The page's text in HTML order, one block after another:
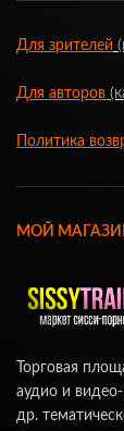
Для зрителей
Для авторов
Политика
МОЙ
Торговая
аудио и
др.